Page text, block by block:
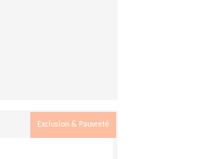
Exclusion & Pauvreté